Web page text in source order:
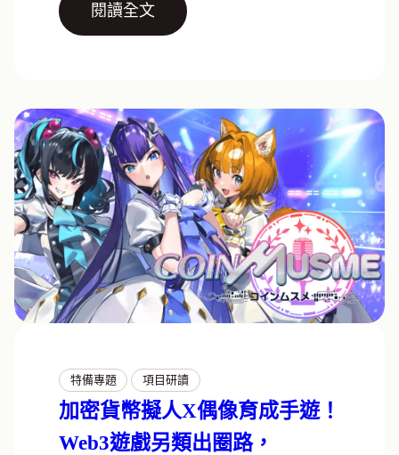
閱讀全文
特備專題 項目研讀
加密貨幣擬人X偶像育成手遊！
Web3遊戲另類出圈路，